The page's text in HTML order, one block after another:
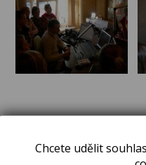
Chcete udělit